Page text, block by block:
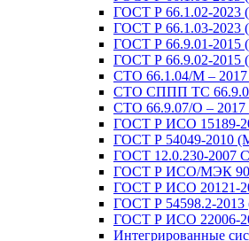
ГОСТ Р 66.1.02-2023
ГОСТ Р 66.1.03-2023
ГОСТ Р 66.9.01-2015
ГОСТ Р 66.9.02-2015
СТО 66.1.04/М – 2017
СТО СППП ТС 66.9.06/
СТО 66.9.07/О – 2017
ГОСТ Р ИСО 15189-
ГОСТ Р 54049-2010
ГОСТ 12.0.230-2007
ГОСТ Р ИСО/МЭК
ГОСТ Р ИСО 20121-
ГОСТ Р 54598.2-2013
ГОСТ Р ИСО 22006-
Интегрированные